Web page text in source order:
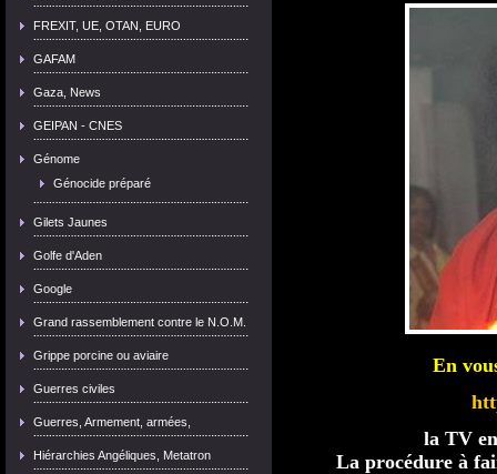
FREXIT, UE, OTAN, EURO
GAFAM
Gaza, News
GEIPAN - CNES
Génome
Génocide préparé
Gilets Jaunes
Golfe d'Aden
Google
Grand rassemblement contre le N.O.M.
Grippe porcine ou aviaire
Guerres civiles
Guerres, Armement, armées,
Hiérarchies Angéliques, Metatron
En
la TV
La procédure à